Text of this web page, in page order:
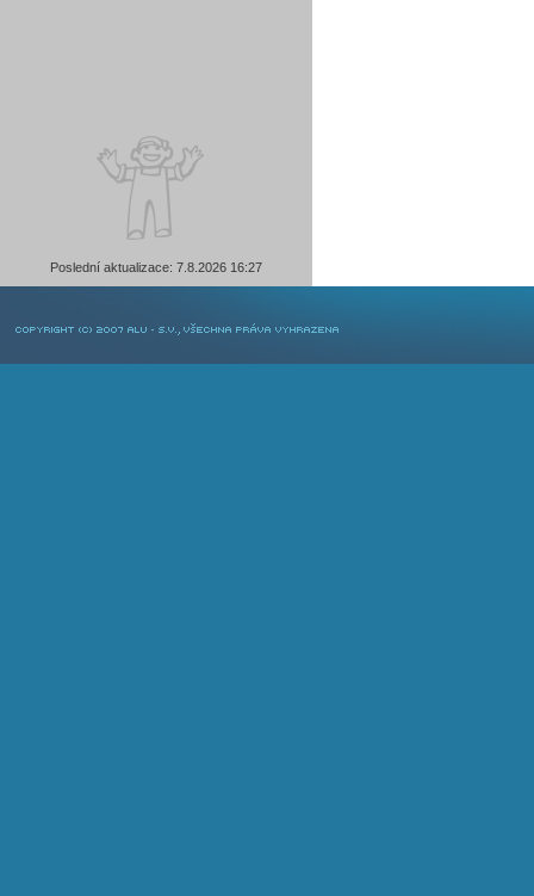
Poslední aktualizace: 7.8.2026 16:27
COPYRIGHT © 2007 ALU-SV, VŠECHNA PRÁVA VYHRAZENA